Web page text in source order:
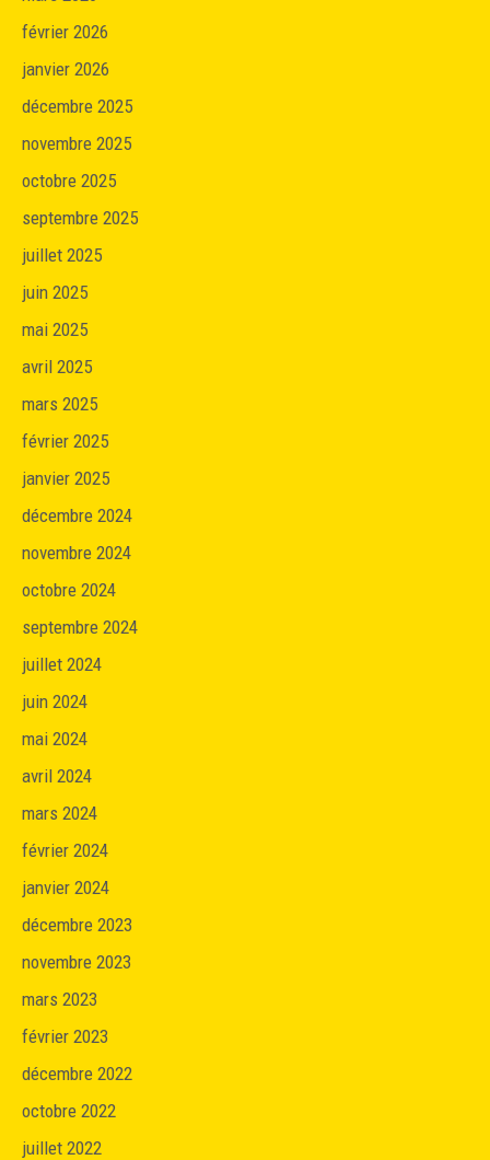
février 2026
janvier 2026
décembre 2025
novembre 2025
octobre 2025
septembre 2025
juillet 2025
juin 2025
mai 2025
avril 2025
mars 2025
février 2025
janvier 2025
décembre 2024
novembre 2024
octobre 2024
septembre 2024
juillet 2024
juin 2024
mai 2024
avril 2024
mars 2024
février 2024
janvier 2024
décembre 2023
novembre 2023
mars 2023
février 2023
décembre 2022
octobre 2022
juillet 2022